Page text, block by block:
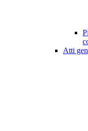
Atti